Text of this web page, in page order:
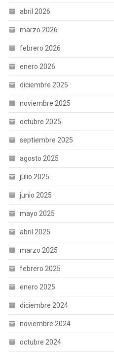
abril 2026
marzo 2026
febrero 2026
enero 2026
diciembre 2025
noviembre 2025
octubre 2025
septiembre 2025
agosto 2025
julio 2025
junio 2025
mayo 2025
abril 2025
marzo 2025
febrero 2025
enero 2025
diciembre 2024
noviembre 2024
octubre 2024